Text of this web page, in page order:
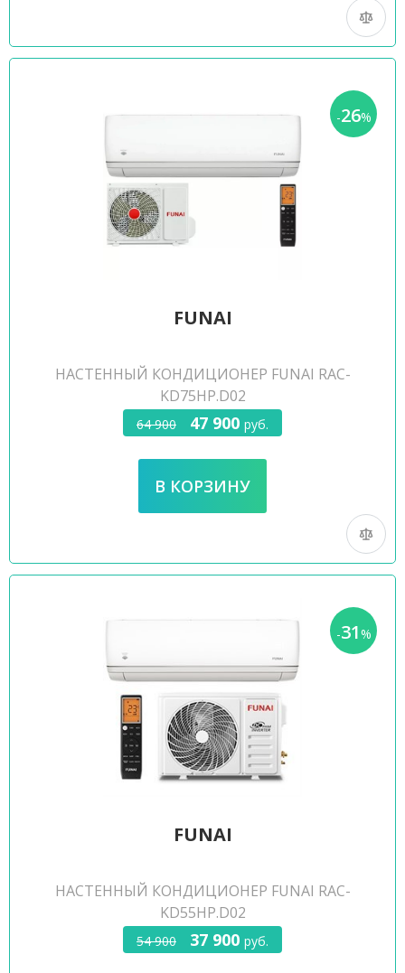
-26%
FUNAI
НАСТЕННЫЙ КОНДИЦИОНЕР FUNAI RAC-
KD75HP.D02
64 900 47 900 руб.
-31%
FUNAI
НАСТЕННЫЙ КОНДИЦИОНЕР FUNAI RAC-
KD55HP.D02
54 900 37 900 руб.